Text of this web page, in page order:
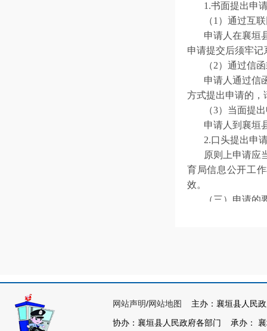
1.书面提出申
（1）通过互
申请人在襄垣
申请提交后须牢
（2）通过信
申请人通过信
方式提出申请的，
（3）当面提
申请人到襄垣
2.口头提出申
原则上申请应
育局信息公开工
效。
（三）申请的
申请人应当保
（四）申请的
网站声明/网站地图
主办：襄垣县人民
协办：襄垣县人民政府各部门 承办：